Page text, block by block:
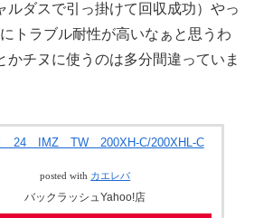
ルダスで引っ掛けて回収成功）やっ
トラブル耐性が高いなぁと思うわ
かチヌに使うのは多分間違っていま
24 IMZ TW 200XH-C/200XHL-C
posted with カエレバ
バックラッシュYahoo!店